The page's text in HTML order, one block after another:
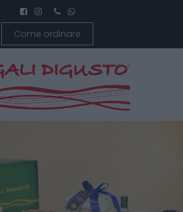
Come ordinare